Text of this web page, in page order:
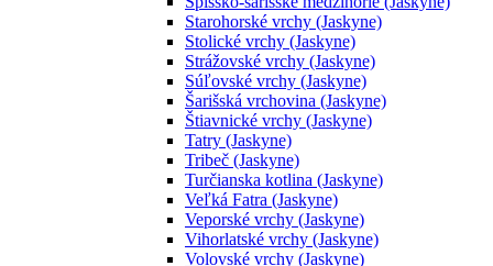
Starohorské vrchy (Jaskyne)
Stolické vrchy (Jaskyne)
Strážovské vrchy (Jaskyne)
Súľovské vrchy (Jaskyne)
Šarišská vrchovina (Jaskyne)
Štiavnické vrchy (Jaskyne)
Tatry (Jaskyne)
Tribeč (Jaskyne)
Turčianska kotlina (Jaskyne)
Veľká Fatra (Jaskyne)
Veporské vrchy (Jaskyne)
Vihorlatské vrchy (Jaskyne)
Volovské vrchy (Jaskyne)